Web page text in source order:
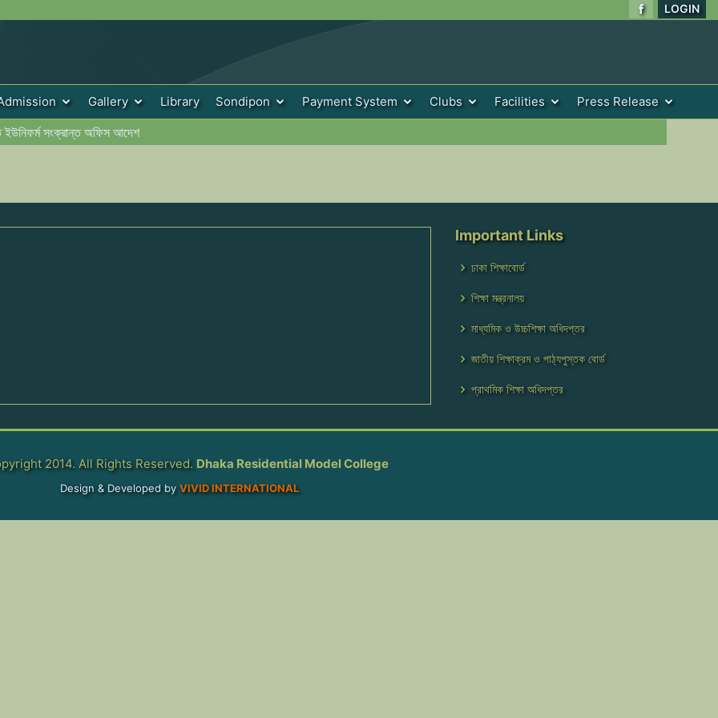
LOGIN
Gallery Library Sondipon Payment System Clubs Facilities Press Release
ইউনিফর্ম সংক্রান্ত অফিস আদেশ
Important Links
ঢাকা শিক্ষাবোর্ড
শিক্ষা মন্ত্রনালয়
মাধ্যমিক ও উচ্চশিক্ষা অধিদপ্তর
জাতীয় শিক্ষাক্রম ও পাঠ্যপুস্তক বোর্ড
প্রাথমিক শিক্ষা অধিদপ্তর
2014. All Rights Reserved. Dhaka Residential Model College
Design & Developed by VIVID INTERNATIONAL